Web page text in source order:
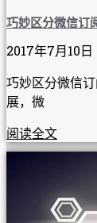
巧妙区分微信订
2017年7月10日
巧妙区分微信
展，微
阅读全文